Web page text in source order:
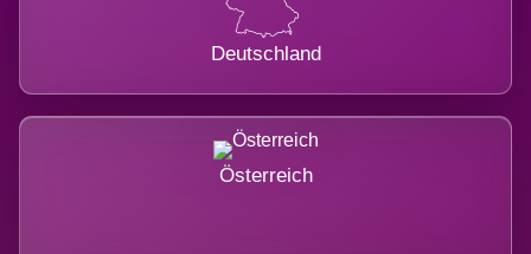
Deutschland
Österreich